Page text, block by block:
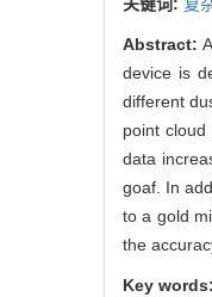
关键词: 复
Abstract:
device is
different
point
data
goaf. In
to a gold
the
Key words: